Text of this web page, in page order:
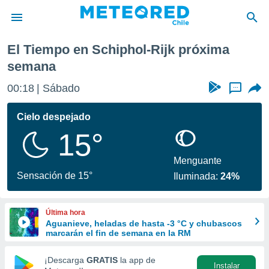
de
para
la
calidad.
a este
forma
digital
El Tiempo en Schiphol-Rijk próxima
semana
00:18 Sábado ...
Cielo despejado
15°
Sensación de 15°
Menguante
Iluminada:24%
Última hora
Aguanieve, heladas de hasta -3 °C y chubascos
marcarán el fin de semana en la RM
¡Descarga GRATIS la app de
Instalar